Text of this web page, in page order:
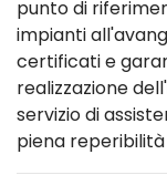
punto di
impianti
certificati e
realizzazione
servizio di
piena reperibilità